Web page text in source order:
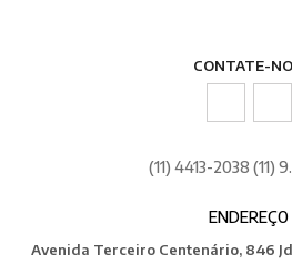
CONTATE-
(11) 4413-2038 (11)
ENDEREÇO
Avenida Terceiro Centenário, 846